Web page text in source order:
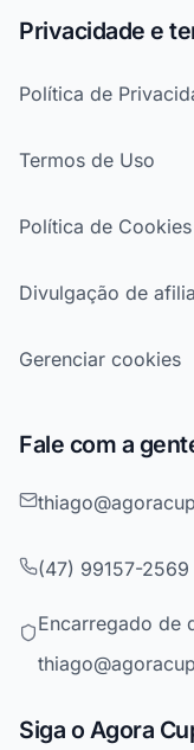
Privacidade e
Política de
Termos de Uso
Política de Cookies
Divulgação de
Gerenciar cookies
Fale com a
(47) 99157-2569
Encarregado de
Siga o Agora